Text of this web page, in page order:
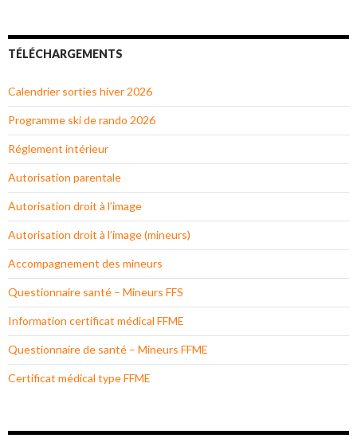
TÉLÉCHARGEMENTS
Calendrier sorties hiver 2026
Programme ski de rando 2026
Réglement intérieur
Autorisation parentale
Autorisation droit à l’image
Autorisation droit à l’image (mineurs)
Accompagnement des mineurs
Questionnaire santé – Mineurs FFS
Information certificat médical FFME
Questionnaire de santé – Mineurs FFME
Certificat médical type FFME